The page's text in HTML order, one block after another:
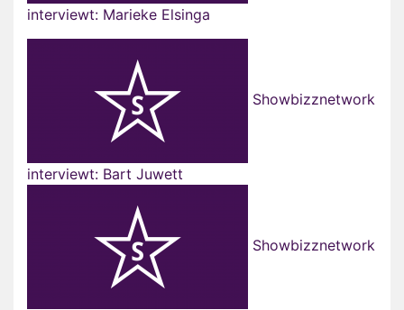
interviewt: Marieke Elsinga
Showbizznetwork
interviewt: Bart Juwett
Showbizznetwork